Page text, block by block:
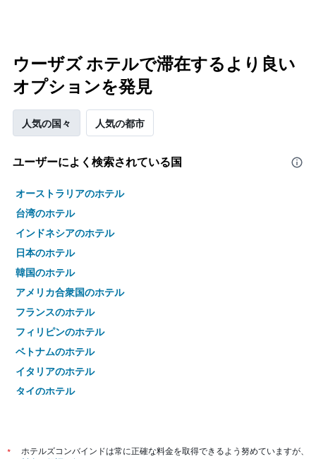
ウーザズ ホテルで滞在するより良い
オプションを発見
人気の国々 人気の都市
ユーザーによく検索されている国
オーストラリアのホテル
台湾のホテル
インドネシアのホテル
日本のホテル
韓国のホテル
アメリカ合衆国のホテル
フランスのホテル
フィリピンのホテル
ベトナムのホテル
イタリアのホテル
タイのホテル
*
ホテルズコンバインドは常に正確な料金を取得できるよう努めていますが、